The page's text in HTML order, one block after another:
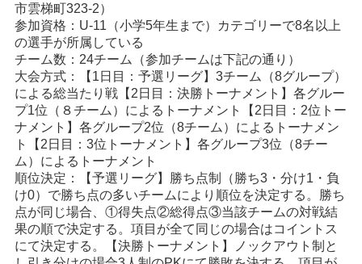
市雲梯町323-2）
参加資格：U-11（小学5年生まで）カテゴリーで8名以上
の選手が所属している
チーム数：24チーム（参加チームは下記の通り）
大会方式：【1日目：予選リーグ】3チーム（8グループ）
による総当たり戦【2日目：決勝トーナメント】各グルー
プ1位（８チーム）によるトーナメント【2日目：2位トー
ナメント】各グループ2位（8チーム）によるトーナメン
ト【2日目：3位トーナメント】各グループ3位（8チー
ム）によるトーナメント
順位決定：【予選リーグ】勝ち点制（勝ち3・分け1・負
け0）で勝ち点の多いチームにより順位を決定する。勝ち
点が同じ場合、①得失点②総得点③当該チームの対戦結
果の順で決定する。項目が全て同じの場合はコイントス
にて決定する。【決勝トーナメント】ノックアウト制と